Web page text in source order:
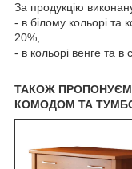
За продукцію
- в білому кольорі та
20%,
- в кольорі венге та в
ТАКОЖ
КОМОДОМ ТА